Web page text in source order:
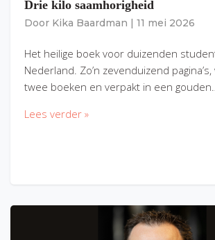
Drie kilo saamhorigheid
Door Kika Baardman 11 mei 2026
Het heilige boek voor duizenden
Nederland. Zo’n zevenduizend
twee boeken en verpakt in een gouden…
Lees verder »